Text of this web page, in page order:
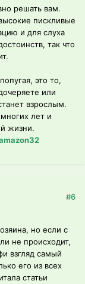
решать вам.
пискливые
и для слуха
так что
это то,
или
взрослым.
лет и
жизни.
#6
но если с
не происходит,
взгляд самый
его из всех
статьи